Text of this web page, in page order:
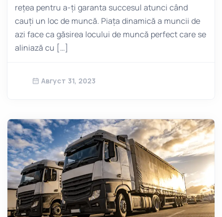
rețea pentru a-ți garanta succesul atunci când
cauți un loc de muncă. Piața dinamică a muncii de
azi face ca găsirea locului de muncă perfect care se
aliniază cu […]
Август 31, 2023